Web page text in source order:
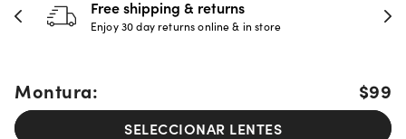
Free shipping & returns
Enjoy 30 day returns online & in store
Montura: $99
SELECCIONAR LENTES